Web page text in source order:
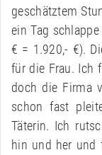
geschätztem
ein Tag
€ = 1.920,- €).
für die Frau. Ich
doch die Firma
schon fast
Täterin. Ich
hin und her und